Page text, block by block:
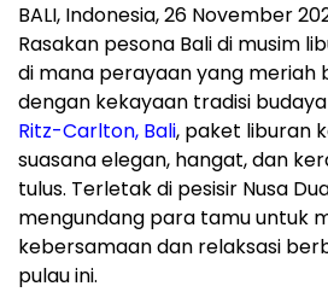
BALI, Indonesia,26 November
Rasakan pesona Balidi musim
di mana perayaan yang meriah
dengan kekayaan tradisi budaya
Ritz-Carlton, Bali, paket liburan
suasana elegan, hangat, dan
tulus. Terletak di pesisir Nusa
mengundang para tamu untuk
kebersamaan dan relaksasi
pulau ini.